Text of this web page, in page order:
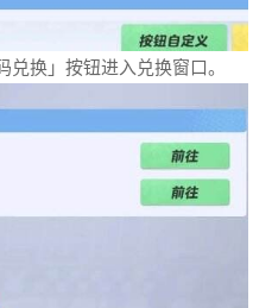
换」按钮进入兑换窗口。